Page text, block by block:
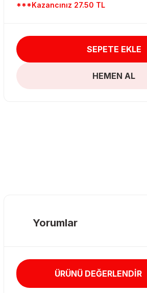
***Kazancınız 27.50 TL
SEPETE EKLE
HEMEN AL
Yorumlar
ÜRÜNÜ DEĞERLENDİR